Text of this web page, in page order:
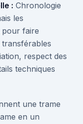
: Chronologie
les
pour faire
respect des
techniques
une trame
en un